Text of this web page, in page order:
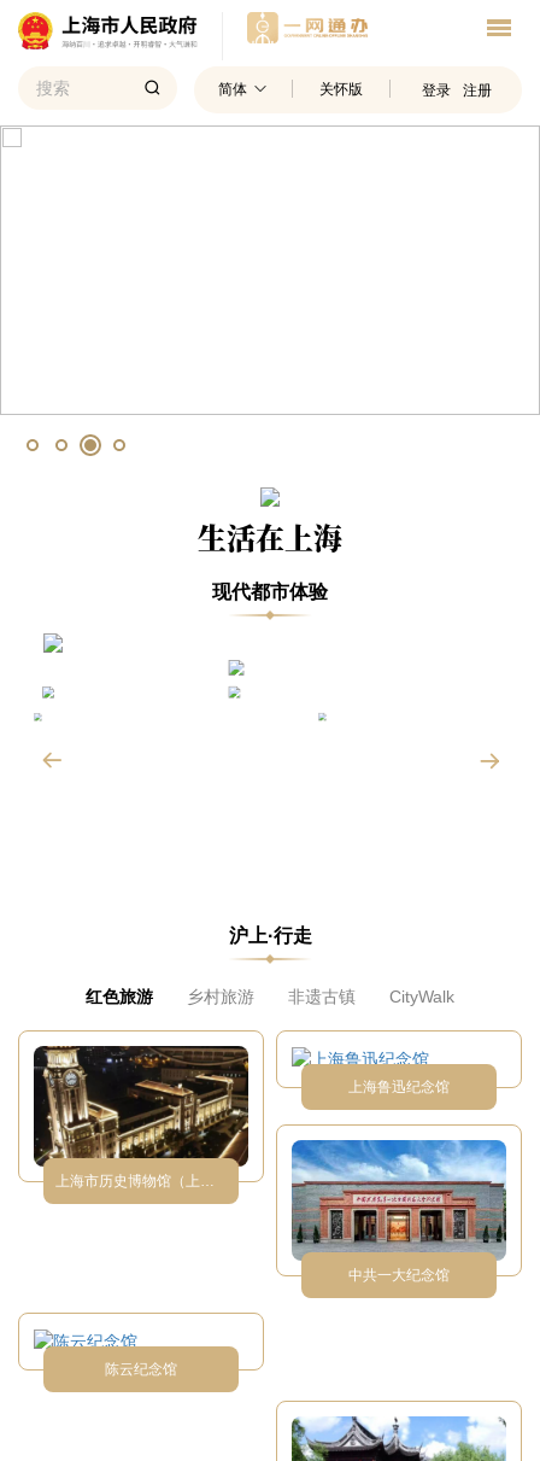
简体 关怀版 登录 注册
生活在上海
现代都市体验
沪上·行走
红色旅游 乡村旅游 非遗古镇 CityWalk
上海市历史博物馆（上海革命历史博物馆）
上海鲁迅纪念馆
中共一大纪念馆
陈云纪念馆